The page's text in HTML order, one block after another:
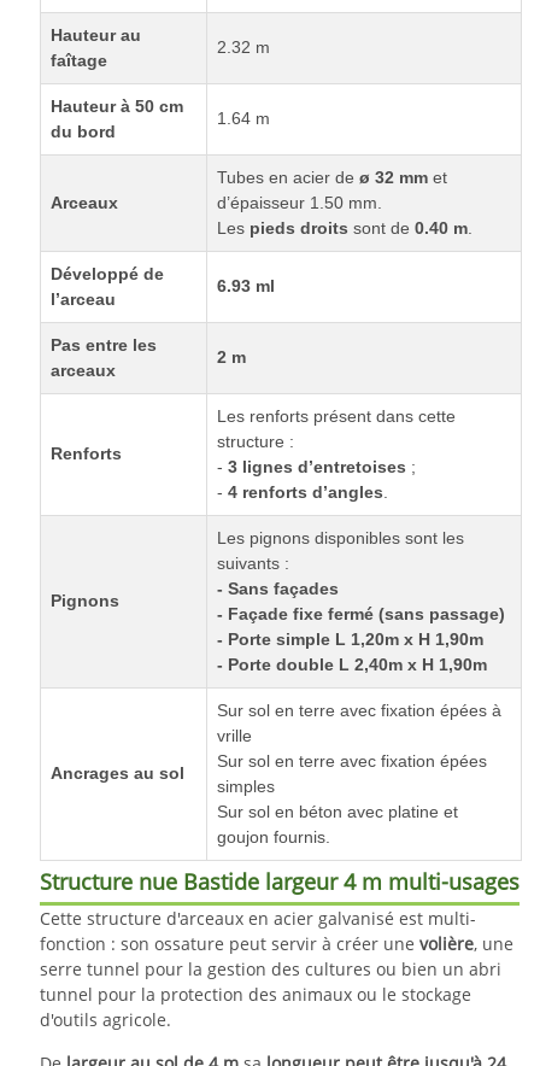
Hauteur au
faîtage
2.32 m
Hauteur à 50 cm
du bord
1.64 m
Arceaux
Tubes en acier de ø 32 mm et
d’épaisseur 1.50 mm.
Les pieds droits sont de 0.40 m
Développé de
l’arceau
6.93 ml
Pas entre les
arceaux
2 m
Renforts
Les renforts présent dans cette
structure :
- 3 lignes d’entretoises ;
- 4 renforts d’angles
Pignons
Les pignons disponibles sont les
suivants :
- Sans façades
- Façade fixe fermé (sans passage)
- Porte simple L 1,20m x H 1,90m
- Porte double L 2,40m x H 1,90m
Ancrages au sol
Sur sol en terre avec fixation épées à
vrille
Sur sol en terre avec fixation épées
simples
Sur sol en béton avec platine et
goujon fournis.
Structure nue Bastide largeur 4 m multi-usages
Cette structure d'arceaux en acier galvanisé est multi-
fonction : son ossature peut servir à créer une volière, une
serre tunnel pour la gestion des cultures ou bien un abri
tunnel pour la protection des animaux ou le stockage
d'outils agricole.